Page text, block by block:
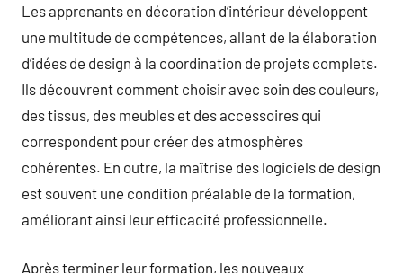
Les apprenants en décoration d’intérieur développent
une multitude de compétences, allant de la élaboration
d’idées de design à la coordination de projets complets.
Ils découvrent comment choisir avec soin des couleurs,
des tissus, des meubles et des accessoires qui
correspondent pour créer des atmosphères
cohérentes. En outre, la maîtrise des logiciels de design
est souvent une condition préalable de la formation,
améliorant ainsi leur efficacité professionnelle.
Après terminer leur formation, les nouveaux